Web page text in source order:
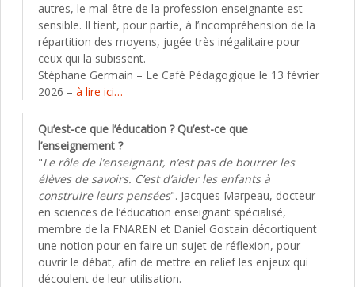
autres, le mal-être de la profession enseignante est
sensible. Il tient, pour partie, à l’incompréhension de la
répartition des moyens, jugée très inégalitaire pour
ceux qui la subissent.
Stéphane Germain – Le Café Pédagogique le 13 février
2026 – à lire ici…
Qu’est-ce que l’éducation ? Qu’est-ce que
l’enseignement ?
"Le rôle de l’enseignant, n’est pas de bourrer les
élèves de savoirs. C’est d’aider les enfants à
construire leurs pensées". Jacques Marpeau, docteur
en sciences de l’éducation enseignant spécialisé,
membre de la FNAREN et Daniel Gostain décortiquent
une notion pour en faire un sujet de réflexion, pour
ouvrir le débat, afin de mettre en relief les enjeux qui
découlent de leur utilisation.